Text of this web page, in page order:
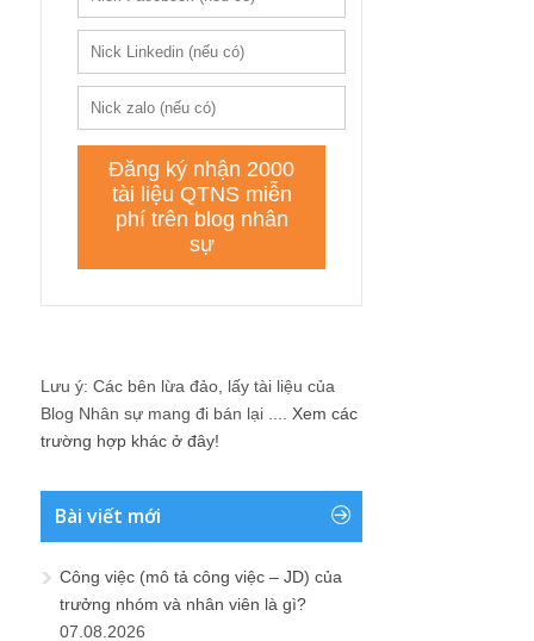
Lưu ý: Các bên lừa đảo, lấy tài liệu của
Blog Nhân sự mang đi bán lại .... Xem các
trường hợp khác ở đây!
Bài viết mới
Công việc (mô tả công việc – JD) của
trưởng nhóm và nhân viên là gì?
07.08.2026